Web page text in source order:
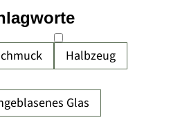
Halbzeug
Glas